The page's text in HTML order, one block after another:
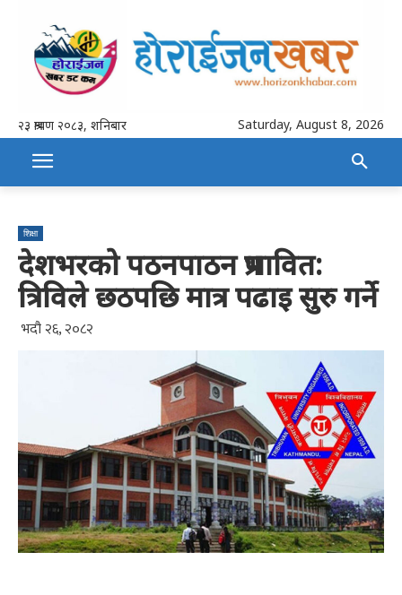
२३ श्रावण २०८३, शनिबार Saturday, August 8, 2026
शिक्षा
देशभरको पठनपाठन प्रभावित:
त्रिविले छठपछि मात्र पढाइ सुरु गर्ने
भदौ २६, २०८२